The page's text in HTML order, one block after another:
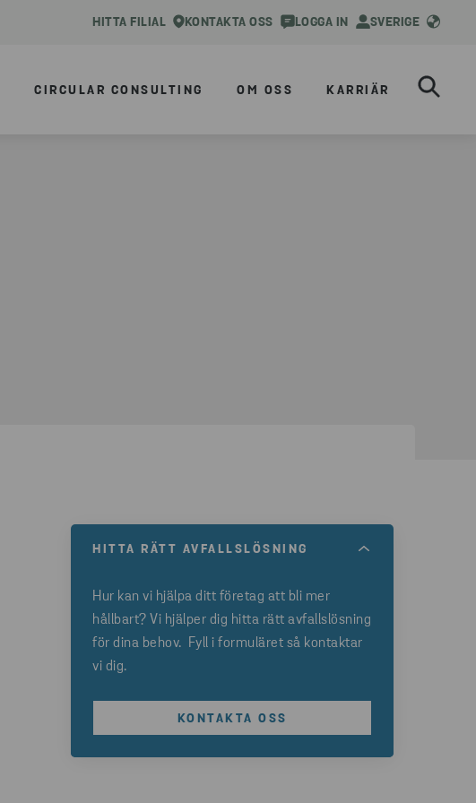
HITTA FILIAL KONTAKTA OSS LOGGA IN SVERIGE
CIRCULAR CONSULTING OM OSS KARRIÄR
HITTA RÄTT AVFALLSLÖSNING
Hur kan vi hjälpa ditt företag att bli mer
hållbart? Vi hjälper dig hitta rätt avfallslösning
för dina behov. Fyll i formuläret så kontaktar
vi dig.
KONTAKTA OSS